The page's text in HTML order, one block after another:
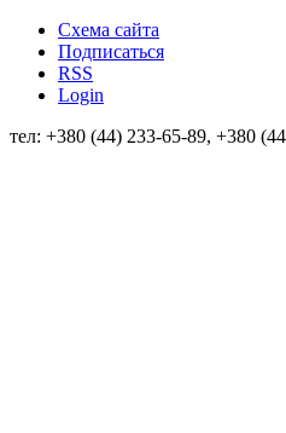
Схема сайта
Подписаться
RSS
Login
тел: +380 (44) 233-65-89, +380